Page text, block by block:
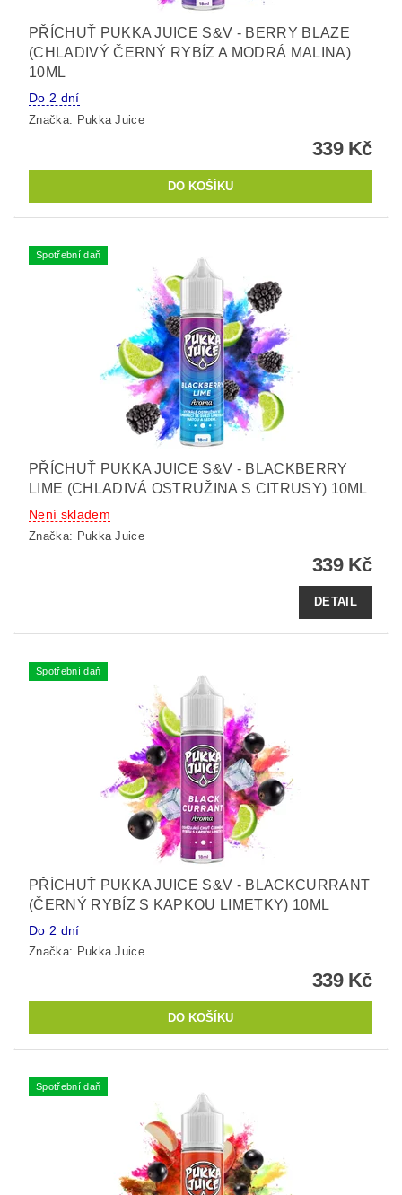
PŘÍCHUŤ PUKKA JUICE S&V - BERRY BLAZE
(CHLADIVÝ ČERNÝ RYBÍZ A MODRÁ MALINA)
10ML
Do 2 dní
Značka: Pukka Juice
339 Kč
Spotřební daň
PŘÍCHUŤ PUKKA JUICE S&V - BLACKBERRY
LIME (CHLADIVÁ OSTRUŽINA S CITRUSY) 10ML
Není skladem
Značka: Pukka Juice
339 Kč
DETAIL
Spotřební daň
PŘÍCHUŤ PUKKA JUICE S&V - BLACKCURRANT
(ČERNÝ RYBÍZ S KAPKOU LIMETKY) 10ML
Do 2 dní
Značka: Pukka Juice
339 Kč
Spotřební daň